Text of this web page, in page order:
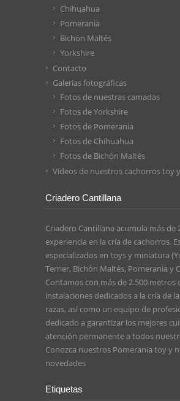
Chihuahua
Pomerania
Bichón Maltés
Yorkshire
Contacto
Galerías fotográficas
Fotos de nuestras camadas
Fotos de Yorkshire
Fotos de Pomerania
Fotos de Chihuahua
Fotos de Bichón Maltés
Vídeos de nuestros cachorros toy
Criadero Cantillana
Criadero Cantillana acumula más de
experiencia en la cría de cachorros.
especializados en toys y miniatura
Terrier, Bichón Maltés, Pomerania y
Contamos con más de 2.500 metros
instalaciones dedicados a la cría de
razas, así como un equipo de
dedicado a garantizar los mejores
atención permanente a todos
Conozca nuestros Pomerania toyy
novedades
Etiquetas